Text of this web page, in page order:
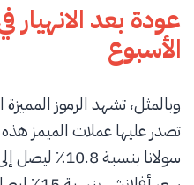
عودة بعد الانهيار
الأسبوع
وبالمثل، تشهد الرموز
تصدر عليها عملات الميمز